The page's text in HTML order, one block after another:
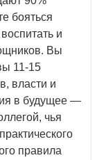
бояться
и
Вы
11-15
власти и
в будущее —
чья
правила